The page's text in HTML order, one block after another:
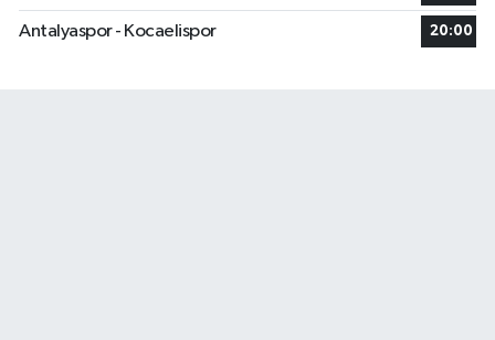
Antalyaspor - Kocaelispor 20:00